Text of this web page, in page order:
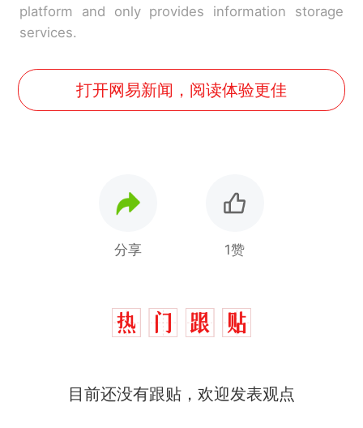
platform and only provides information storage
services.
打开网易新闻，阅读体验更佳
分享 1赞
目前还没有跟贴，欢迎发表观点
热
十多万人报名的考试，成绩
家，刚改国名，总统就邀请中